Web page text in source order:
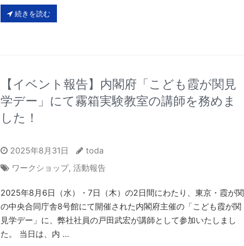
続きを読む
【イベント報告】内閣府「こども霞が関見
学デー」にて霧箱実験教室の講師を務めま
した！
2025年8月31日
toda
ワークショップ, 活動報告
2025年8月6日（水）・7日（木）の2日間にわたり、東京・霞が関
の中央合同庁舎8号館にて開催された内閣府主催の「こども霞が関
見学デー」に、弊社社員の戸田武宏が講師として参加いたしまし
た。 当日は、内 …